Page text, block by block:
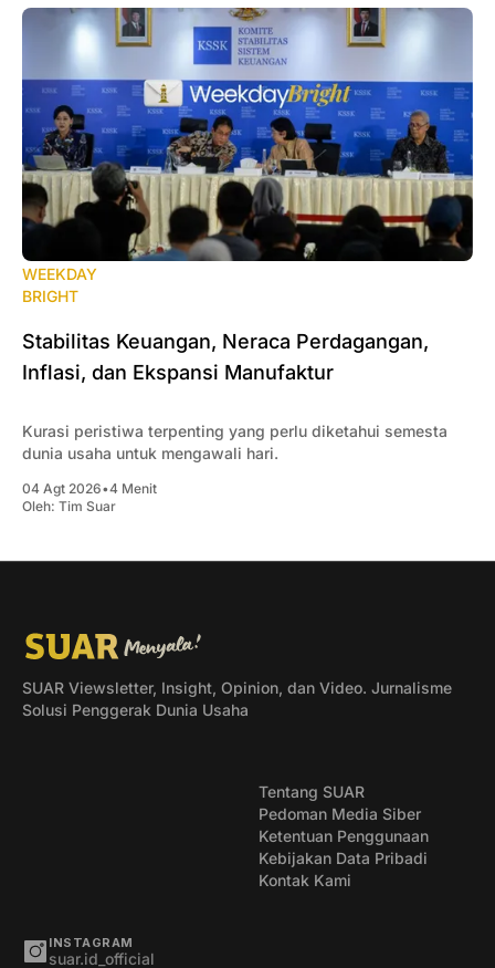
WEEKDAY
BRIGHT
Stabilitas Keuangan, Neraca Perdagangan,
Inflasi, dan Ekspansi Manufaktur
Kurasi peristiwa terpenting yang perlu diketahui semesta
dunia usaha untuk mengawali hari.
04 Agt 2026•4 Menit
Oleh: Tim Suar
SUAR Viewsletter, Insight, Opinion, dan Video. Jurnalisme
Solusi Penggerak Dunia Usaha
Tentang SUAR
Pedoman Media Siber
Ketentuan Penggunaan
Kebijakan Data Pribadi
Kontak Kami
INSTAGRAM
suar.id_official